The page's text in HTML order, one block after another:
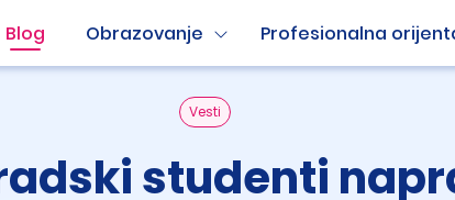
Blog Obrazovanje Profesionalna
Vesti
studenti